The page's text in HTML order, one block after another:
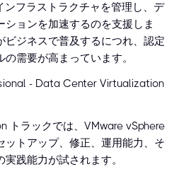
ンフラストラクチャを管理し、デ
ションを加速するのを支援しま
ビジネスで普及するにつれ、認定
需要が高まっています。
- Data Center Virtualization
トラックでは、VMware vSphere
ットアップ、修正、運用能力、そ
践能力が試されます。